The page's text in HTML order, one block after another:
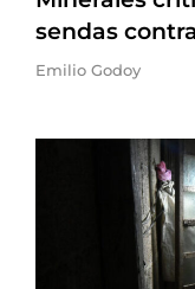
sendas
Emilio Godoy